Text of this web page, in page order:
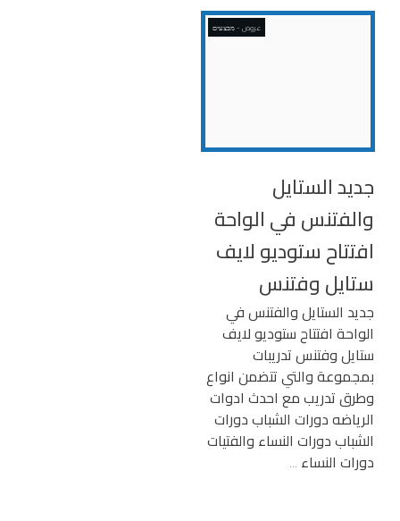
عروض - מבצעים
جديد الستايل
والفتنس في الواحة
افتتاح ستوديو لايف
ستايل وفتنس
جديد الستايل والفتنس في
الواحة افتتاح ستوديو لايف
ستايل وفتنس تدريبات
بمجموعة والتي تتضمن انواع
وطرق تدريب مع احدث ادوات
الرياضه دورات الشباب دورات
الشباب دورات النساء والفتيات
دورات النساء ...